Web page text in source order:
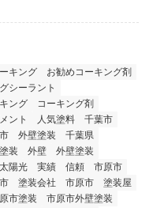
キング
お勧めコーキング剤
シーラント
ング
コーキング剤
ント 人気塗料
千葉市
外壁塗装
千葉県
塗装 外壁
外壁塗装
太陽光 実績 信頼
市原市
塗装会社
市原市 塗装屋
市塗装
市原市外壁塗装